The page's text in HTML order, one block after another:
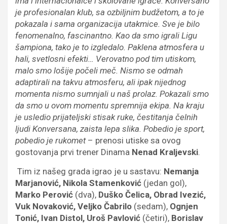
je profesionalan klub, sa ozbiljnim budžetom, a to je
pokazala i sama organizacija utakmice. Sve je bilo
fenomenalno, fascinantno. Kao da smo igrali Ligu
šampiona, tako je to izgledalo. Paklena atmosfera u
hali, svetlosni efekti… Verovatno pod tim utiskom,
malo smo lošije počeli meč. Nismo se odmah
adaptirali na takvu atmosferu, ali ipak nijednog
momenta nismo sumnjali u naš prolaz. Pokazali smo
da smo u ovom momentu spremnija ekipa. Na kraju
je usledio prijateljski stisak ruke, čestitanja čelnih
ljudi Konversana, zaista lepa slika. Pobedio je sport,
pobedio je rukomet– prenosi utiske sa ovog
gostovanja prvi trener Dinama Nenad Kraljevski.
Tim iz našeg grada igrao je u sastavu: Nemanja
Marjanović, Nikola Stamenković (jedan gol),
Marko Perović (dva), Duško Čelica, Obrad Ivezić,
Vuk Novaković, Veljko Čabrilo (sedam), Ognjen
Tonić, Ivan Distol, Uroš Pavlović (četiri), Borislav